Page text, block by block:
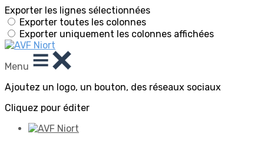
Exporter les lignes sélectionnées
Exporter toutes les colonnes
Exporter uniquement les colonnes affichées
Menu
Ajoutez un logo, un bouton, des réseaux sociaux
Cliquez pour éditer